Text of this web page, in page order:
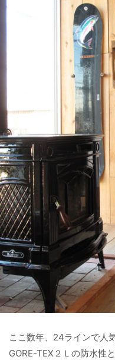
ここ数年、24ラインで人
GORE-TEX２Ｌの防水性